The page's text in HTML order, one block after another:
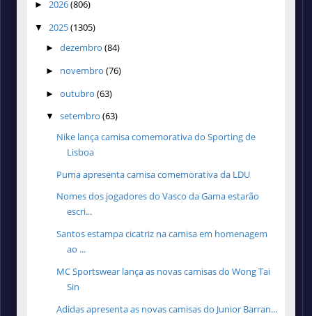
► 2026(806)
▼ 2025(1305)
► dezembro (84)
► novembro (76)
► outubro (63)
▼ setembro (63)
Nike lança camisa comemorativa do Sporting de
Lisboa
Puma apresenta camisa comemorativa da LDU
Nomes dos jogadores do Vasco da Gama estarão
escri...
Santos estampa cicatriz na camisa em homenagem
ao ...
MC Sportswear lança as novas camisas do Wong Tai
Sin
Adidas apresenta as novas camisas do Junior Barran...